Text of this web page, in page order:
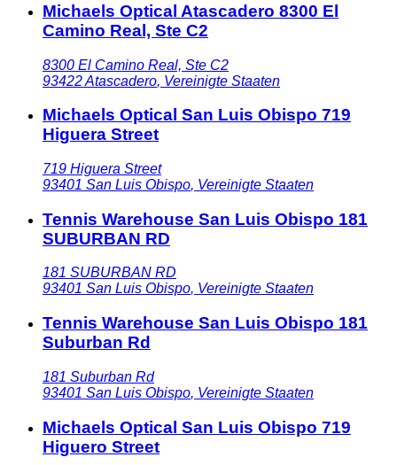
Michaels Optical Atascadero 8300 El
Camino Real, Ste C2
8300 El Camino Real, Ste C2
93422Atascadero, Vereinigte Staaten
Michaels Optical San Luis Obispo 719
Higuera Street
719 Higuera Street
93401 San Luis Obispo, Vereinigte Staaten
Tennis Warehouse San Luis Obispo 181
SUBURBAN RD
181 SUBURBAN RD
93401 San Luis Obispo, Vereinigte Staaten
Tennis Warehouse San Luis Obispo 181
Suburban Rd
181 Suburban Rd
93401 San Luis Obispo, Vereinigte Staaten
Michaels Optical San Luis Obispo 719
Higuero Street